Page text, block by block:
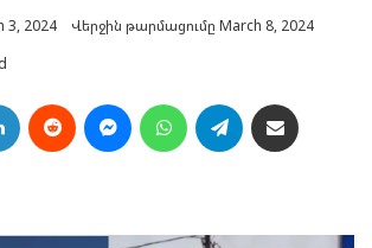
3, 2024
Վերջին թարմացումը March 8, 2024
LinkedIn Reddit MessengerWhatsAppTelegram